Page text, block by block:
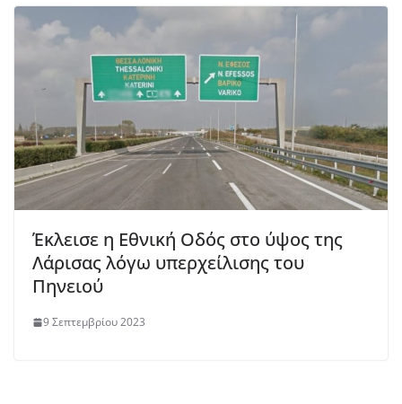
Έκλεισε η Εθνική Οδός στο ύψος της
Λάρισας λόγω υπερχείλισης του
Πηνειού
9 Σεπτεμβρίου 2023